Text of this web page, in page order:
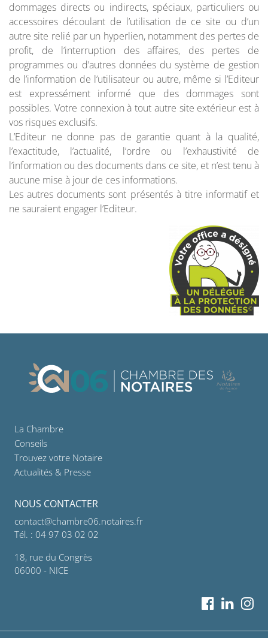
dommages directs ou indirects, spéciaux, particuliers ou
accessoires découlant de l’utilisation de ce site ou d’un
autre site relié par un hyperlien, notamment des pertes de
profit, de l’interruption des affaires, des pertes de
programmes ou d’autres données du système de gestion
de l’information de l’utilisateur ou autre, même si l’Editeur
est expressément informé que des dommages sont
possibles. Votre connexion à tout autre site extérieur est à
vos risques exclusifs.
L’Editeur ne donne pas de garantie quant à la qualité,
l’exactitude, l’actualité, l’ordre ou l’exhaustivité de
l’information ou des documents dans ce site, et n’est tenu à
aucune mise à jour de ces informations.
Les autres documents sont présentés à titre informatif et
ne sauraient engager l’Editeur.
La Chambre
Conseils
Trouvez votre Notaire
Actualités & Presse
NOUS CONTACTER
contact@chambre06.notaires.fr
Tél. : 04 97 03 02 02
18, rue du Congrès
06000 - NICE